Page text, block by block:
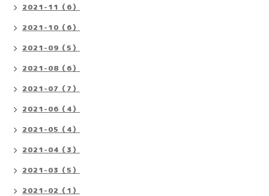
2021-11（6）
2021-10（6）
2021-09（5）
2021-08（6）
2021-07（7）
2021-06（4）
2021-05（4）
2021-04（3）
2021-03（5）
2021-02（1）